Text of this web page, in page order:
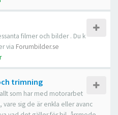
filmer och bilder . Du k
via Forumbilder.se
trimning
som har med motorarbet
vare sig de är enkla eller avanc